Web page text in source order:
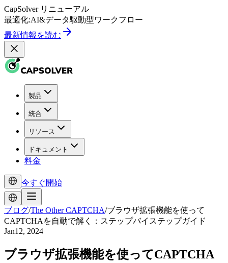
CapSolver リニューアル
最適化:AI&データ駆動型ワークフロー
最新情報を読む
製品
統合
リソース
ドキュメント
料金
今すぐ開始
ブログ/The Other CAPTCHA/ブラウザ拡張機能を使って
CAPTCHAを自動で解く：ステップバイステップガイド
Jan12, 2024
ブラウザ拡張機能を使ってCAPTCHA